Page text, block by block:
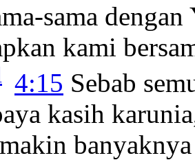
sama dengan
kami
4:15 Sebab
kasih